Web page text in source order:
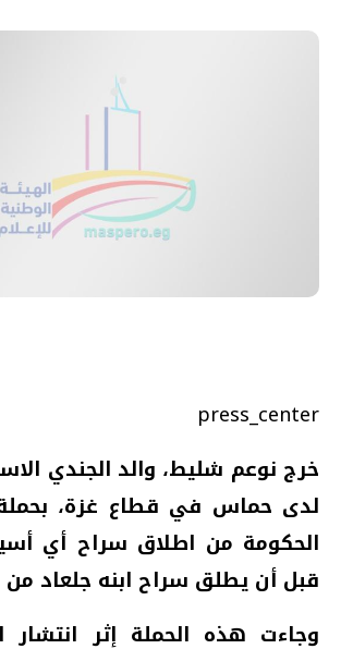
press_center
خرج نوعم شليط، والد الجندي
لدى حماس في قطاع غزة،
الحكومة من اطلاق سراح أي
قبل أن يطلق سراح ابنه جلعاد من
وجاءت هذه الحملة إثر انتشار